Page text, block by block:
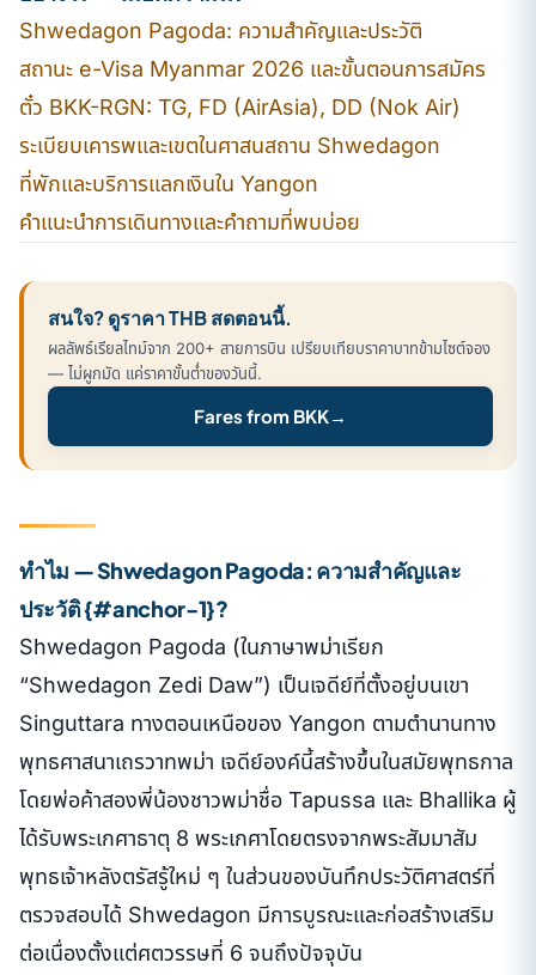
Shwedagon Pagoda: ความสำคัญและประวัติ
สถานะ e-Visa Myanmar 2026 และขั้นตอนการสมัคร
ตั๋ว BKK-RGN: TG, FD (AirAsia), DD (Nok Air)
ระเบียบเคารพและเขตในศาสนสถาน Shwedagon
ที่พักและบริการแลกเงินใน Yangon
คำแนะนำการเดินทางและคำถามที่พบบ่อย
สนใจ? ดูราคา THB สดตอนนี้.
ผลลัพธ์เรียลไทม์จาก 200+ สายการบิน เปรียบเทียบราคาบาทข้ามไซต์จอง
— ไม่ผูกมัด แค่ราคาขั้นต่ำของวันนี้.
Fares from BKK→
ทำไม — Shwedagon Pagoda: ความสำคัญและ
ประวัติ {#anchor-1}?
Shwedagon Pagoda (ในภาษาพม่าเรียก
“Shwedagon Zedi Daw”) เป็นเจดีย์ที่ตั้งอยู่บนเขา
Singuttara ทางตอนเหนือของ Yangon ตามตำนานทาง
พุทธศาสนาเถรวาทพม่า เจดีย์องค์นี้สร้างขึ้นในสมัยพุทธกาล
โดยพ่อค้าสองพี่น้องชาวพม่าชื่อ Tapussa และ Bhallika ผู้
ได้รับพระเกศาธาตุ 8 พระเกศาโดยตรงจากพระสัมมาสัม
พุทธเจ้าหลังตรัสรู้ใหม่ ๆ ในส่วนของบันทึกประวัติศาสตร์ที่
ตรวจสอบได้ Shwedagon มีการบูรณะและก่อสร้างเสริม
ต่อเนื่องตั้งแต่ศตวรรษที่ 6 จนถึงปัจจุบัน